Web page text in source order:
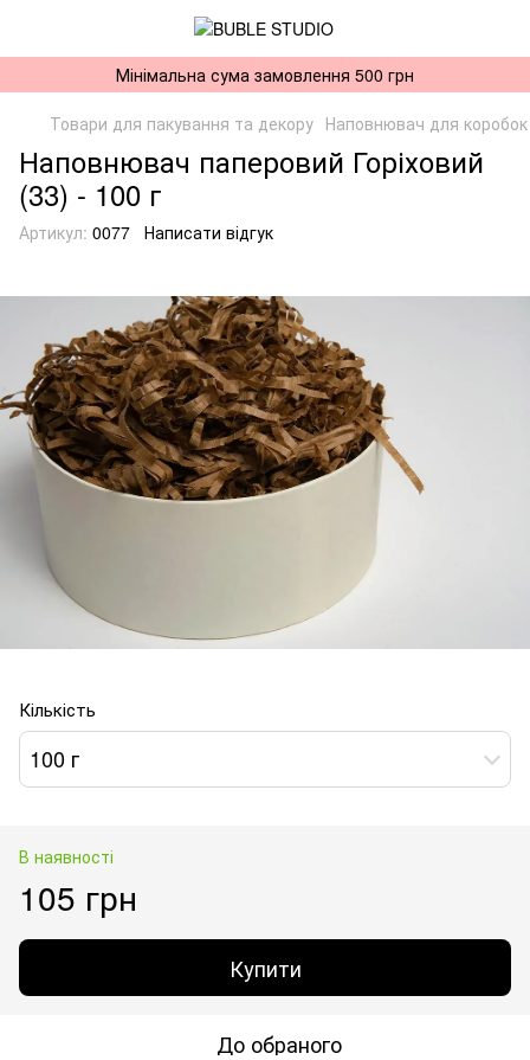
Мінімальна сума замовлення 500 грн
Товари для пакування та декору Наповнювач для
Наповнювач паперовий Горіховий
(33) - 100 г
Артикул: 0077 Написати відгук
Кількість
100 г
В наявності
105 грн
Купити
До обраного